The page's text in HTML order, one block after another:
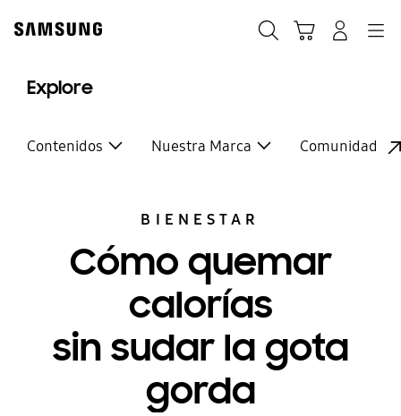
content
Explore
Contenidos Nuestra Marca Comunidad
BIENESTAR
Cómo quemar
calorías
sin sudar la gota
gorda